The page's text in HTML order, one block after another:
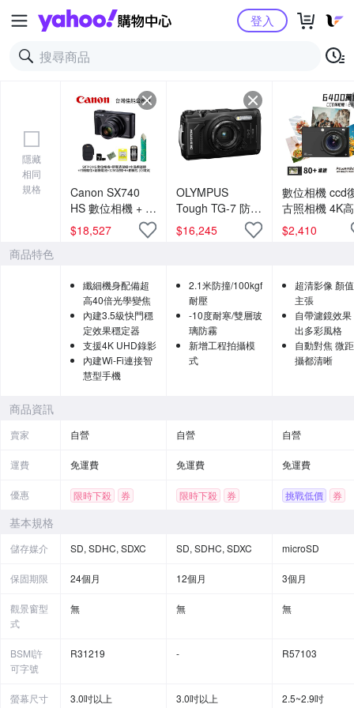
Yahoo購物中心登入
隱藏
相同
規格
Canon SX740
HS 數位相機 + 膠
囊清潔組 + 水晶
保護鏡 + 相機魔
機包 (公司貨)
$18,527
OLYMPUS
Tough TG-7 防水
相機 公司貨
$16,245
數位相機 ccd
古照相機 4K
美顏+WIFI互
錄像機
$2,410
商品特色
纖細機身配備超
高40倍光學變焦
內建3.5級快門穩
定效果穩定器
支援4K UHD錄影
內建Wi-Fi連接智
慧型手機
2.1米防撞/100kgf
耐壓
-10度耐寒/雙層玻
璃防霧
新增工程拍攝模
式
超清影像 顏
主張
自帶濾鏡效果
出多彩風格
自動對焦 微
攝都清晰
商品資訊
賣家 自營 自營 自營
運費 免運費 免運費 免運費
優惠 限時下殺 券 限時下殺 券 挑戰低價 券
基本規格
儲存媒介 SD, SDHC, SDXC SD, SDHC, SDXC microSD
保固期限 24個月 12個月 3個月
觀景窗型
式
無 無 無
BSMI許
可字號
R31219 - R57103
螢幕尺寸 3.0吋以上 3.0吋以上 2.5~2.9吋